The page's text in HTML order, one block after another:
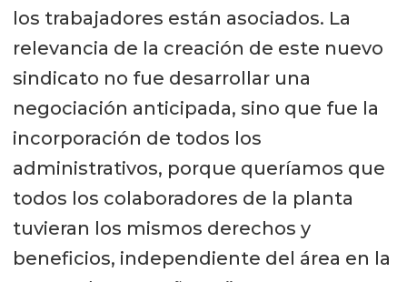
los trabajadores están asociados. La
relevancia de la creación de este nuevo
sindicato no fue desarrollar una
negociación anticipada, sino que fue la
incorporación de todos los
administrativos, porque queríamos que
todos los colaboradores de la planta
tuvieran los mismos derechos y
beneficios, independiente del área en la